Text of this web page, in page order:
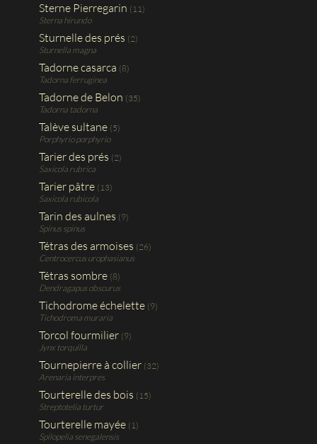
Sterne Pierregarin (11)
Sterna hirundo
Sturnelle des prés (2)
Sturnella magna
Tadorne casarca (8)
Tadorna ferruginea
Tadorne de Belon (35)
Tadorna tadorna
Talève sultane (5)
Porphyrio porphyrio
Tarier des prés (2)
Saxicola rubrica
Tarier pâtre (13)
Saxicola rubicola
Tarin des aulnes (9)
Spinus spinus
Tétras des armoises (26)
Centrocercus urophasianus
Tétras sombre (8)
Dendragapus obscurus
Tichodrome échelette (9)
Tichodroma muraria
Torcol fourmilier (9)
Jynx torquilla
Tournepierre à collier (32)
Arenaria interpres
Tourterelle des bois (15)
Streptotelia turtur
Tourterelle mayée (1)
Spilopelia senegalensis